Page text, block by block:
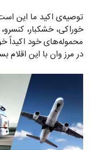
توصیه‌ی اکید ما این است
خوراکی، خشکبار،
محموله‌های خود اکیداً
در مرز وان با این اقلام